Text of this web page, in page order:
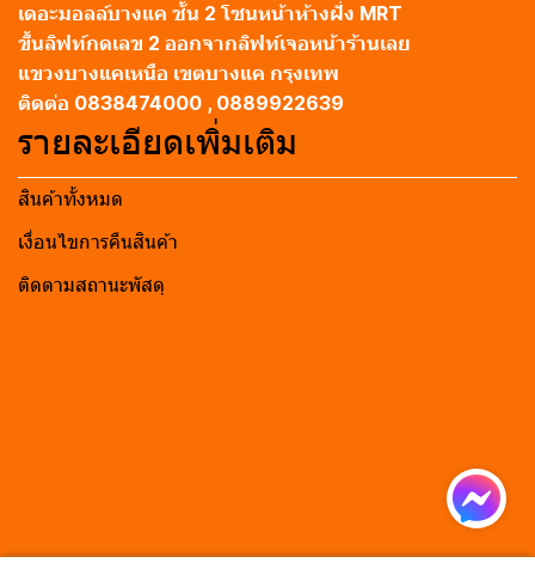
เดอะมอลล์บางแค ชั้น 2 โซนหน้าห้างฝั่ง MRT
ขึ้นลิฟท์กดเลข 2 ออกจากลิฟท์เจอหน้าร้านเลย
แขวงบางแคเหนือ เขตบางแค กรุงเทพ
ติดต่อ 0838474000 , 0889922639
รายละเอียดเพิ่มเติม
สินค้าทั้งหมด
เงื่อนไขการคืนสินค้า
ติดตามสถานะพัสดุ